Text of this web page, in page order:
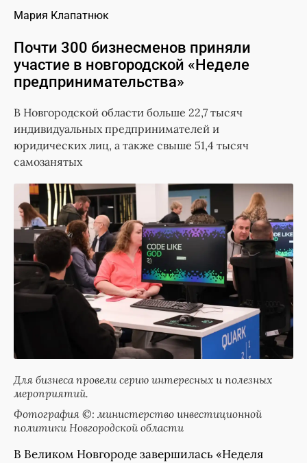
Мария Клапатнюк
Почти 300 бизнесменов приняли
участие в новгородской «Неделе
предпринимательства»
В Новгородской области больше 22,7 тысяч
индивидуальных предпринимателей и
юридических лиц, а также свыше 51,4 тысяч
самозанятых
Для бизнеса провели серию интересных и полезных
мероприятий.
Фотография ©: министерство инвестиционной
политики Новгородской области
В Великом Новгороде завершилась «Неделя